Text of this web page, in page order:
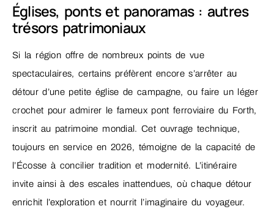
Églises, ponts et panoramas : autres
trésors patrimoniaux
Si la région offre de nombreux points de vue
spectaculaires, certains préfèrent encore s’arrêter au
détour d’une petite église de campagne, ou faire un léger
crochet pour admirer le fameux pont ferroviaire du Forth,
inscrit au patrimoine mondial. Cet ouvrage technique,
toujours en service en 2026, témoigne de la capacité de
l’Écosse à concilier tradition et modernité. L’itinéraire
invite ainsi à des escales inattendues, où chaque détour
enrichit l’exploration et nourrit l’imaginaire du voyageur.